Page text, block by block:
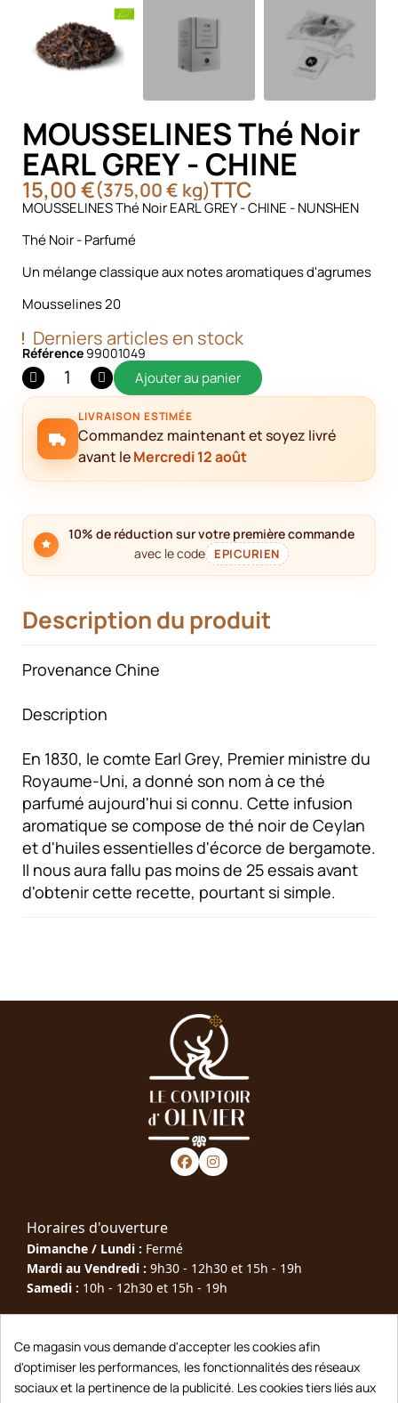
MOUSSELINES Thé Noir
EARL GREY - CHINE
15,00 €(375,00 € kg)TTC
MOUSSELINES Thé Noir EARL GREY - CHINE - NUNSHEN
Thé Noir - Parfumé
Un mélange classique aux notes aromatiques d'agrumes
Mousselines 20
Derniers articles en stock
Référence 99001049
Ajouter au panier
LIVRAISON ESTIMÉE
Commandez maintenant et soyez livré
avant leMercredi 12 août
10% de réduction sur votre première commande
avec le code
EPICURIEN
Description du produit
Provenance Chine
Description
En 1830, le comte Earl Grey, Premier ministre du
Royaume-Uni, a donné son nom à ce thé
parfumé aujourd'hui si connu. Cette infusion
aromatique se compose de thé noir de Ceylan
et d'huiles essentielles d'écorce de bergamote.
Il nous aura fallu pas moins de 25 essais avant
d'obtenir cette recette, pourtant si simple.
Horaires d'ouverture
Dimanche / Lundi : Fermé
Mardi au Vendredi : 9h30 - 12h30 et 15h - 19h
Samedi : 10h - 12h30 et 15h - 19h
Téléphone : 05 63 40 79 00
Adresse : 10 Rue Joseph Rigal, 81600 Gaillac
Ce magasin vous demande d'accepter les cookies afin
d'optimiser les performances, les fonctionnalités des réseaux
sociaux et la pertinence de la publicité. Les cookies tiers liés aux